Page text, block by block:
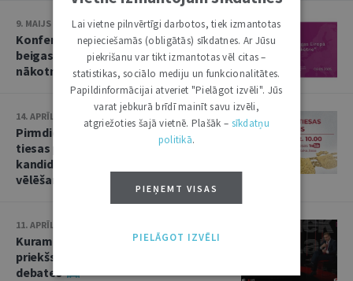
9. MAIJS • 13:50
Konference “Otrā pasaules kara
beigas Eiropā un Baltija: nolaupītā
nākotne”
14. APRĪLIS • 10:13
Pirmdien plēnumā – Augstākās
tiesas priekšsēdētāja amata
kandidāta izvirzīšana un divas
vēlēšanas
11. APRĪLIS • 15:02
Kuram jābūt Augstākās tiesas
priekšsēdētājam? Kandidātu
debates
Lai vietne pilnvērtīgi darbotos, tiek izmantotas
nepieciešamās (obligātās) sīkdatnes. Ar Jūsu
piekrišanu var tikt izmantotas vēl citas –
statistikas, sociālo mediju un funkcionalitātes.
Papildinformācijai atveriet "Pielāgot izvēli". Jūs
varat jebkurā brīdī mainīt savu izvēli,
atgriežoties šajā vietnē. Plašāk – sīkdatņu
politikā.
PIEŅEMT VISAS
PIELĀGOT IZVĒLI